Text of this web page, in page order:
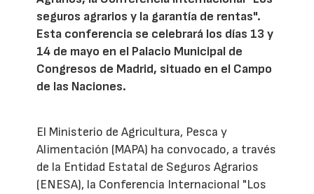
seguros agrarios y la garantía de rentas".
Esta conferencia se celebrará los días 13 y
14 de mayo en el Palacio Municipal de
Congresos de Madrid, situado en el Campo
de las Naciones.
El Ministerio de Agricultura, Pesca y
Alimentación (MAPA) ha convocado, a través
de la Entidad Estatal de Seguros Agrarios
(ENESA), la Conferencia Internacional "Los